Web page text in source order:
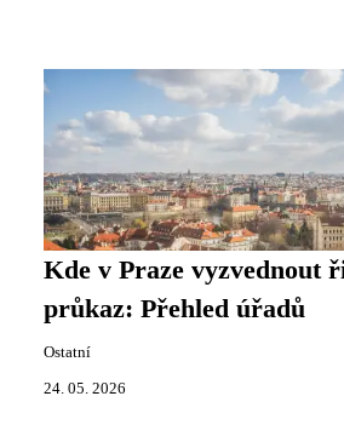
Kde v Praze vyzvednout
průkaz: Přehled úřadů
Ostatní
24. 05. 2026